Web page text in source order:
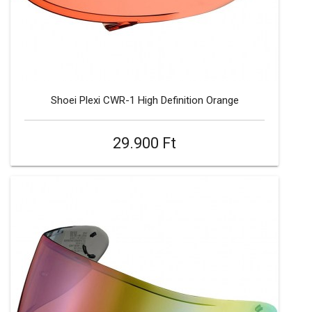
Shoei Plexi CWR-1 High Definition Orange
29.900 Ft